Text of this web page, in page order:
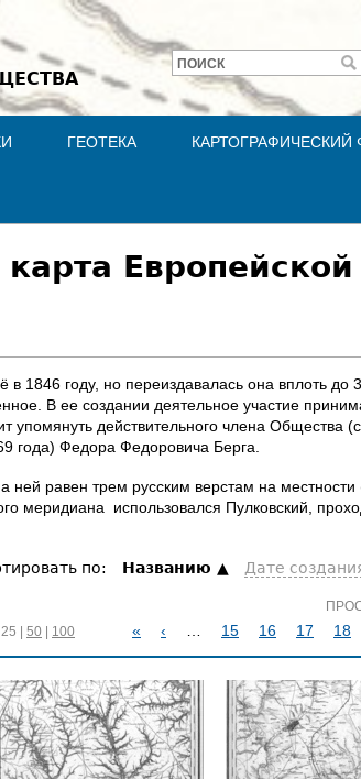
Jump to navigation
Форма
поиска
ПОИСК
ГЕОТЕКА КАРТОГРАФИЧЕСКИЙ
1846 году, но переиздавалась она вплоть до
В ее создании деятельное участие
упомянуть действительного члена Общества
года) Федора Федоровича Берга.
равен трем русским верстам на местности
меридиана использовался Пулковский,
по: Hазванию Дате
25 | 50 | 100
С
Т
Р
« ‹ 15 16 17 18